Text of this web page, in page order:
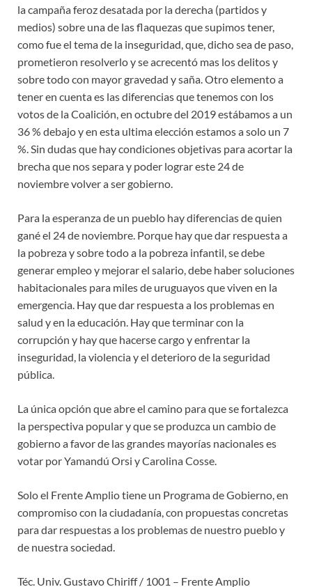
la campaña feroz desatada por la derecha (partidos y
medios) sobre una de las flaquezas que supimos tener,
como fue el tema de la inseguridad, que, dicho sea de paso,
prometieron resolverlo y se acrecentó mas los delitos y
sobre todo con mayor gravedad y saña. Otro elemento a
tener en cuenta es las diferencias que tenemos con los
votos de la Coalición, en octubre del 2019 estábamos a un
36 % debajo y en esta ultima elección estamos a solo un 7
%. Sin dudas que hay condiciones objetivas para acortar la
brecha que nos separa y poder lograr este 24 de
noviembre volver a ser gobierno.
Para la esperanza de un pueblo hay diferencias de quien
gané el 24 de noviembre. Porque hay que dar respuesta a
la pobreza y sobre todo a la pobreza infantil, se debe
generar empleo y mejorar el salario, debe haber soluciones
habitacionales para miles de uruguayos que viven en la
emergencia. Hay que dar respuesta a los problemas en
salud y en la educación. Hay que terminar con la
corrupción y hay que hacerse cargo y enfrentar la
inseguridad, la violencia y el deterioro de la seguridad
pública.
La única opción que abre el camino para que se fortalezca
la perspectiva popular y que se produzca un cambio de
gobierno a favor de las grandes mayorías nacionales es
votar por Yamandú Orsi y Carolina Cosse.
Solo el Frente Amplio tiene un Programa de Gobierno, en
compromiso con la ciudadanía, con propuestas concretas
para dar respuestas a los problemas de nuestro pueblo y
de nuestra sociedad.
Téc. Univ. Gustavo Chiriff / 1001 – Frente Amplio